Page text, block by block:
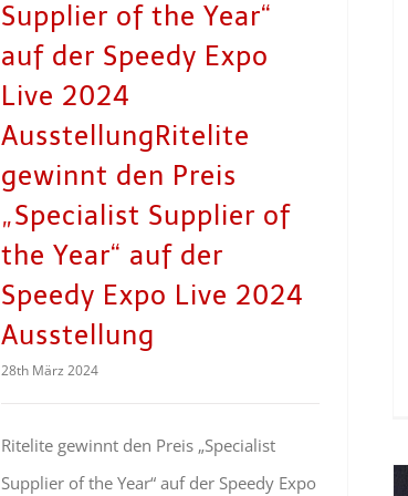
Supplier of the Year“
auf der Speedy Expo
Live 2024
AusstellungRitelite
gewinnt den Preis
„Specialist Supplier of
the Year“ auf der
Speedy Expo Live 2024
Ausstellung
28th März 2024
Ritelite gewinnt den Preis „Specialist
Supplier of the Year“ auf der Speedy Expo